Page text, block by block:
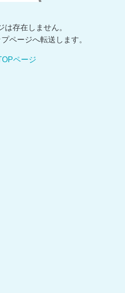
は存在しません。
ページへ転送します。
ページ